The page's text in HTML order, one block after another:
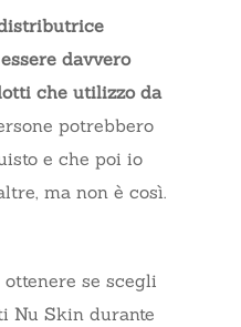
davvero
che utilizzo da
potrebbero
e che poi io
ma non è così.
se scegli
Nu Skin durante